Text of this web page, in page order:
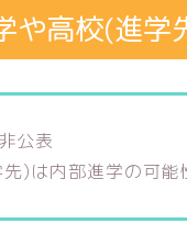
や高校(進学
公表
)は内部進学の可能